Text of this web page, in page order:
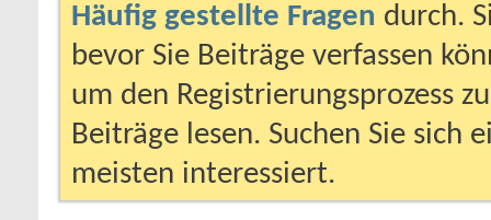
Häufig gestellte Fragen durch.
bevor Sie Beiträge verfassen
um den Registrierungsprozess
Beiträge lesen. Suchen Sie sich
meisten interessiert.